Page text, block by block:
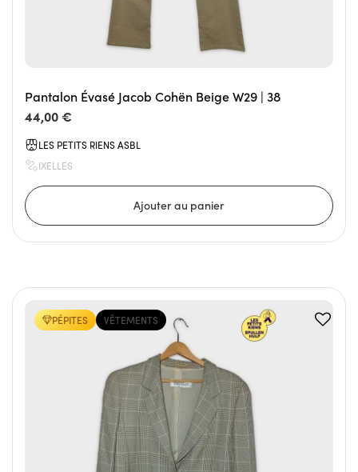
Pantalon Évasé Jacob Cohën Beige W29 | 38
44,00 €
LES PETITS RIENS ASBL
IXELLES
VÊTEMENTS
PÉPITES